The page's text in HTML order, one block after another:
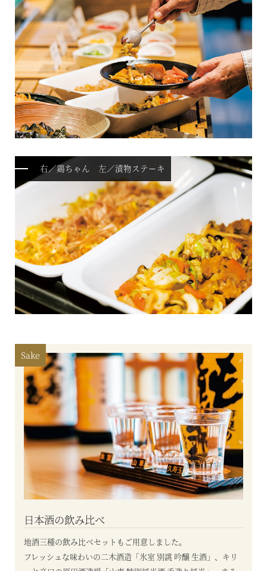
よくあるお問い合わせ
東急ハーヴェストクラブガイドブック
（デジタルパンフレット）
ハンドブック
宿泊予約
VIALA annex軽井沢
VIALA軽井沢Retreat creek/garden
VIALA annex京都鷹峯
VIALA annex有馬六彩
RESERVEシリーズ
RESERVE箱根明神平 In nol hakone myojindai
RESERVE飛騨高山 In 東急ステイ飛騨高山 結の湯
RESERVE京都東山
In THE HOTEL HIGASHIYAMA
準相互利用施設
都リゾート 志摩ベイサイドテラス
プリンス バケーション クラブ
右／鶏ちゃん 左／漬物ステーキ
Sake
日本酒の飲み比べ
地酒三種の飲み比べセットもご用意しました。
フレッシュな味わいの二木酒造「氷室 別誂 吟醸 生酒」、キリ